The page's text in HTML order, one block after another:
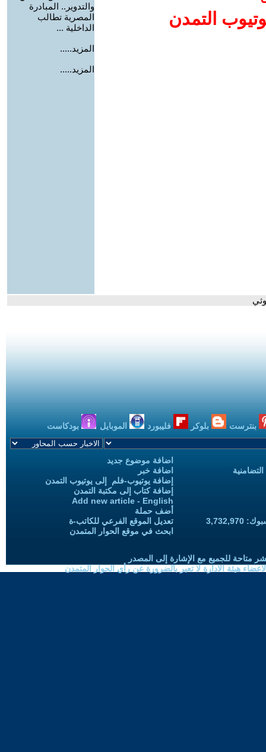
التمدن
والتدوير.. المبادرة
المصرية تطالب
الداخلية ...
المزيد.....
المزيد.....
بنترست بلوكر فليبورد الموبايل بودكاست
اضافة موضوع جديد
اضافة خبر
إضافة يوتيوب-فلم إلى يوتيوب التمدن
إضافة كتاب إلى مكتبة التمدن
Add new article - English
أضف حملة
تعديل الموقع الفرعي للكاتب-ة
ابحث في موقع الحوار المتمدن
متاحة للجميع مع الإشارة إلى المصدر
هيئة الادارة لا تعبر بالضرورة عن رأي الحوار المتمدن